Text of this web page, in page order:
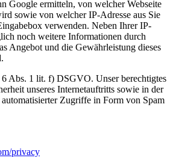
Google ermitteln, von welcher Webseite
sowie von welcher IP-Adresse aus Sie
verwenden. Neben Ihrer IP-
noch weitere Informationen durch
Angebot und die Gewährleistung dieses
Abs. 1 lit. f) DSGVO. Unser berechtigtes
unseres Internetauftritts sowie in der
Zugriffe in Form von Spam
privacy